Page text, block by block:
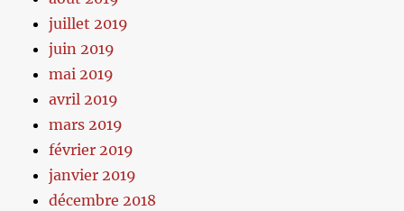
juillet 2019
juin 2019
mai 2019
avril 2019
mars 2019
février 2019
janvier 2019
décembre 2018